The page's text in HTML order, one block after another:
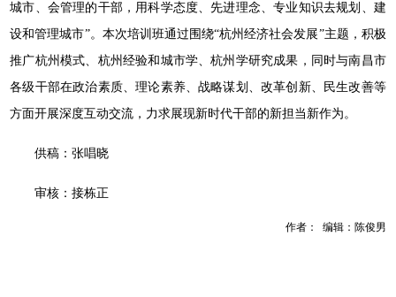
城市、会管理的干部，用科学态度、先进理念、专业知识去规划、建
设和管理城市”。本次培训班通过围绕“杭州经济社会发展”主题，积极
推广杭州模式、杭州经验和城市学、杭州学研究成果，同时与南昌市
各级干部在政治素质、理论素养、战略谋划、改革创新、民生改善等
方面开展深度互动交流，力求展现新时代干部的新担当新作为。
供稿：张唱晓
审核：接栋正
作者： 编辑：陈俊男